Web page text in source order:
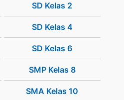
SD Kelas 2
SD Kelas 4
SD Kelas 6
SMP Kelas 8
SMA Kelas 10